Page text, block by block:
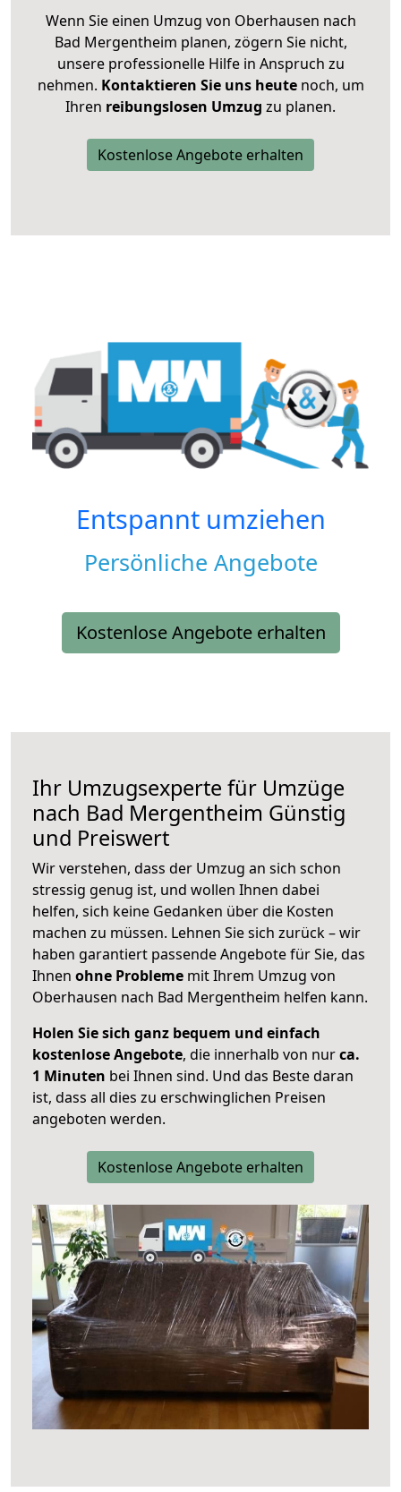
Wenn Sie einen Umzug von Oberhausen nach
Bad Mergentheim planen, zögern Sie nicht,
unsere professionelle Hilfe in Anspruch zu
nehmen. Kontaktieren Sie uns heutenoch, um
Ihren reibungslosen Umzug zu planen.
Kostenlose Angebote erhalten
Entspannt umziehen
Persönliche Angebote
Kostenlose Angebote erhalten
Ihr Umzugsexperte für Umzüge
nach Bad Mergentheim Günstig
und Preiswert
Wir verstehen, dass der Umzug an sich schon
stressig genug ist, und wollen Ihnen dabei
helfen, sich keine Gedanken über die Kosten
machen zu müssen. Lehnen Sie sich zurück – wir
haben garantiert passende Angebote für Sie, das
Ihnen ohne Probleme mit Ihrem Umzug von
Oberhausen nach Bad Mergentheim helfen kann.
Holen Sie sich ganz bequem und einfach
kostenlose Angebote, die innerhalb von nurca.
1 Minuten bei Ihnen sind. Und das Beste daran
ist, dass all dies zu erschwinglichen Preisen
angeboten werden.
Kostenlose Angebote erhalten